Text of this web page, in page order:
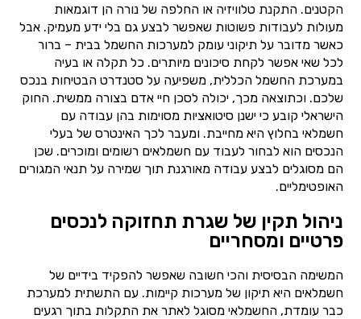
הקטנים. התקנת טלוויזיה או החלפה של נורה הן דוגמאות
מעולות לעבודות פשוטות שאפשר לבצע גם בלי ידע מעמיק. אבל
כאשר מדובר על תיקוני עומק למערכות החשמל בבית – ברור
לכל שאי אפשר לקחת סיכונים מיותרים. כל תקלה או בעיה
במערכת החשמל הכללית, משפיעה על סטנדרט הבטיחות בנכס
שלכם. וכתוצאה מכך, יכולה לסכן חיי אדם בצורה ממשית. החוק
הישראלי קובע כי ישנן סיטואציות מסוימות בהן עבודה עם
חשמלאי בחלוץ היא מחייבת. ומעבר לכך האינטרס של בעלי
הנכסים הוא לבחור לעבוד עם חשמלאים רשומים ומוכרים. שכן
הם מסוגלים לבצע עבודה מאורגנת תוך שמירה על תנאי המגורים
האופטימליים.
ניהול תקין של שגרת תחזוקה לנכסים
פרטיים ומסחריים
המשימה הבסיסית והכי חשובה שאפשר להפקיד בידיים של
חשמלאים היא תיקון של מערכות קיימות. עם התשתית למערכת
כבר עומדת, החשמלאי מסוגל לאתר את התקלות בתוך רגעים